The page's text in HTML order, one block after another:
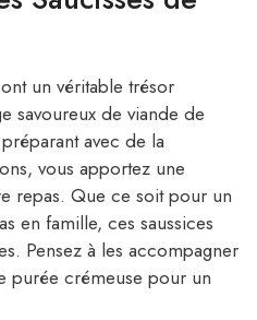
un véritable trésor
savoureux de viande de
avec de la
vous apportez une
repas. Que ce soit pour un
en famille, ces saussices
Pensez à les accompagner
purée crémeuse pour un